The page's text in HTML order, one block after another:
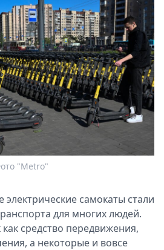
"Metro"
самокаты стали
для многих людей.
средство передвижения,
а некоторые и вовсе